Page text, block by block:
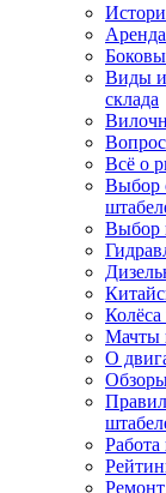
Виды и
склада
Всё о
Выбор
Выбор
Мачты
О